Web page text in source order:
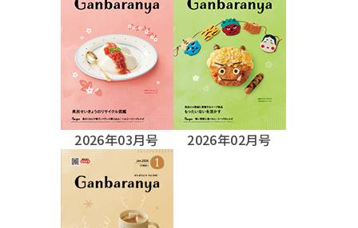
2026年03月号 2026年02月号